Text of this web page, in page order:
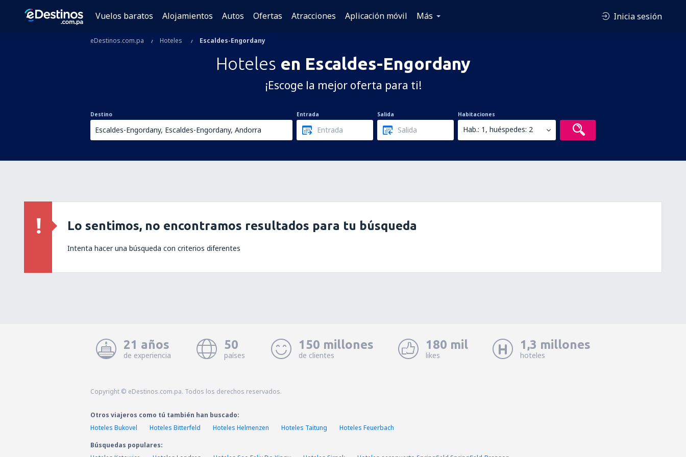
Vuelos baratos Alojamientos Autos Ofertas Atracciones Aplicación móvil Más Inicia sesión
eDestinos.com.pa Hoteles Escaldes-Engordany
Hoteles en Escaldes-Engordany
¡Escoge la mejor oferta para ti!
Destino Entrada Salida Habitaciones
Hab.: 1, huéspedes: 2
Lo sentimos, no encontramos resultados para tu búsqueda
Intenta hacer una búsqueda con criterios diferentes
21 años
de experiencia
50
países
150 millones
de clientes
180 mil
likes
1,3 millones
hoteles
Copyright © eDestinos.com.pa. Todos los derechos reservados.
Otros viajeros como tú también han buscado:
Hoteles Bukovel
Hoteles Bitterfeld Hoteles Helmenzen Hoteles Taitung
Hoteles Feuerbach
Búsquedas populares: